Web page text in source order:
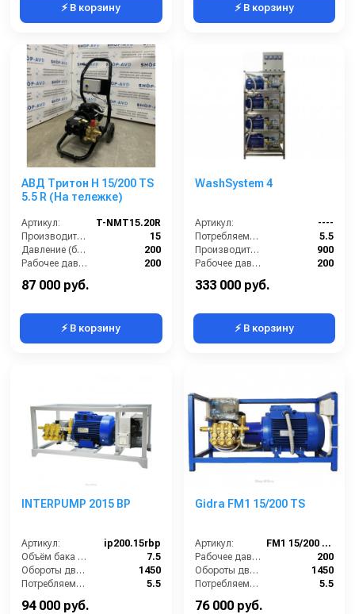
⚡ В корзину ⚡ В корзину
АВД Тритон H 15/200 TS
5.5 R (На тележке)
Артикул:
T-NMT15.20R
Производительность (л/мин):
15
Давление (бар):
200
Рабочее давление (бар):
200
Мощность (кВт):
87 000 руб.
⚡ В корзину
WashSystem 4
Артикул:
----
Потребляемая мощность (кВт):
5.5
Производительность (л/ч):
900
Рабочее давление (бар):
200
333 000 руб.
⚡ В корзину
INTERPUMP 2015 BP
Артикул:
ip200.15rbp
Объём бака для моющего средства (л):
7.5
Обороты двигателя (об/мин):
1450
Потребляемая мощность (кВт):
5.5
94 000 руб.
Gidra FM1 15/200 TS
Артикул:
FM1 15/200 TS
Рабочее давление (бар):
200
Обороты двигателя (об/мин):
1450
Потребляемая мощность (кВт):
5.5
Производительность (л/ч):
76 000 руб.